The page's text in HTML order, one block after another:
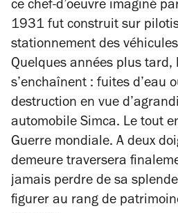
ce chef-d’oeuvre imaginé
1931 fut construit sur
stationnement des
Quelques années plus tard,
s’enchaînent : fuites d’eau
destruction en vue
automobile Simca. Le tout
Guerre mondiale. A deux
demeure traversera
jamais perdre de sa
figurer au rang de